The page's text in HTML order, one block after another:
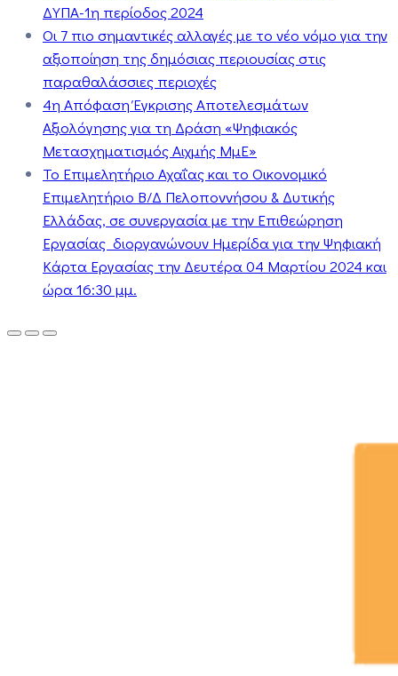
ΔΥΠΑ-1η περίοδος 2024
Οι 7 πιο σημαντικές αλλαγές με το νέο νόμο για την
αξιοποίηση της δημόσιας περιουσίας στις
παραθαλάσσιες περιοχές
4η Απόφαση Έγκρισης Αποτελεσμάτων
Αξιολόγησης για τη Δράση «Ψηφιακός
Μετασχηματισμός Αιχμής ΜμΕ»
Το Επιμελητήριο Αχαΐας και το Οικονομικό
Επιμελητήριο Β/Δ Πελοποννήσου & Δυτικής
Ελλάδας, σε συνεργασία με την Επιθεώρηση
Εργασίας διοργανώνουν Ημερίδα για την Ψηφιακή
Κάρτα Εργασίας την Δευτέρα 04 Μαρτίου 2024 και
ώρα 16:30 μμ.